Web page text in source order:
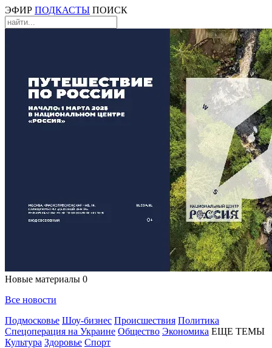
ЭФИР ПОДКАСТЫ ПОИСК
Новые материалы 0
Все новости
Подмосковье Шоу-бизнес Происшествия Политика
Спецоперация на Украине Общество Экономика ЕЩЕ ТЕМЫ
Культура Здоровье Спорт